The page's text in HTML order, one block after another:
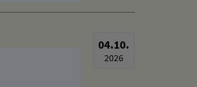
04.10.
2026